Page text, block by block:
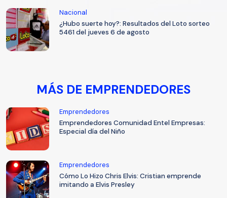
Nacional
¿Hubo suerte hoy?: Resultados del Loto sorteo
5461 del jueves 6 de agosto
MÁS DE EMPRENDEDORES
Emprendedores
Emprendedores Comunidad Entel Empresas:
Especial día del Niño
Emprendedores
Cómo Lo Hizo Chris Elvis: Cristian emprende
imitando a Elvis Presley